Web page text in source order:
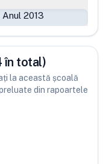
Anul 2013
în total)
la această școală
din rapoartele